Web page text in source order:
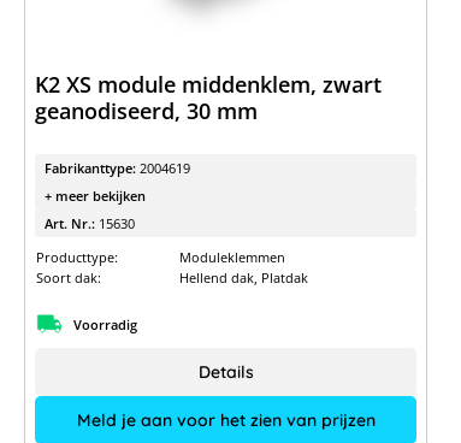
K2 XS module middenklem, zwart
geanodiseerd, 30 mm
Fabrikanttype: 2004619
+ meer bekijken
Art. Nr.: 15630
Producttype:
Moduleklemmen
Soort dak:
Hellend dak, Platdak
Voorradig
Meld je aan voor het zien van prijzen
Details